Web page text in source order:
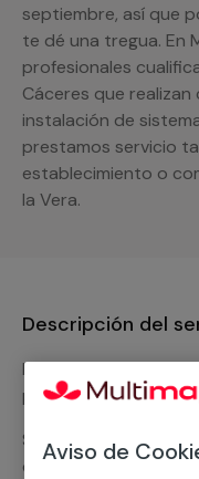
septiembre, así que
te dé una tregua. En
profesionales
Cáceres que
instalación de
prestamos servicio
establecimiento o
la Vera.
Descripción del
Nuestro equipo de
precios competitivos
Solicita tu
diseñada a tu medida
Aviso de